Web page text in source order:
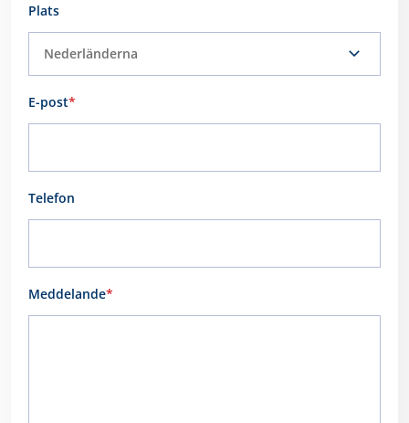
Plats
E-post*
Telefon
Meddelande*